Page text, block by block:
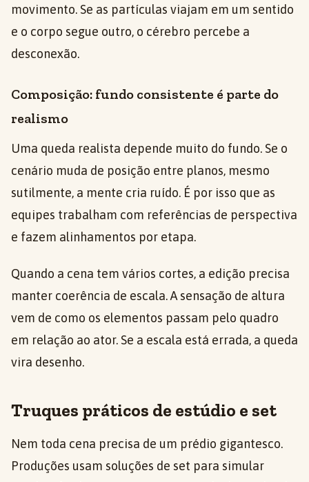
movimento. Se as partículas viajam em um sentido
e o corpo segue outro, o cérebro percebe a
desconexão.
Composição: fundo consistente é parte do
realismo
Uma queda realista depende muito do fundo. Se o
cenário muda de posição entre planos, mesmo
sutilmente, a mente cria ruído. É por isso que as
equipes trabalham com referências de perspectiva
e fazem alinhamentos por etapa.
Quando a cena tem vários cortes, a edição precisa
manter coerência de escala. A sensação de altura
vem de como os elementos passam pelo quadro
em relação ao ator. Se a escala está errada, a queda
vira desenho.
Truques práticos de estúdio e set
Nem toda cena precisa de um prédio gigantesco.
Produções usam soluções de set para simular